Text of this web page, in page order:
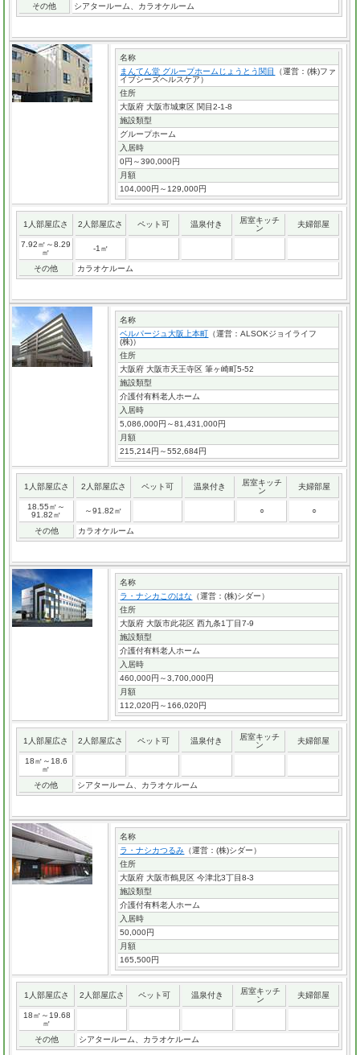
その他
シアタールーム、カラオケルーム
名称
まんてん堂 グループホームじょうとう関目
（運営：(株)ファ
イブシーズヘルスケア）
住所
大阪府 大阪市城東区 関目2-1-8
施設類型
グループホーム
入居時
0円～390,000円
月額
104,000円～129,000円
1人部屋広さ 2人部屋広さ ペット可 温泉付き
居室キッチ
ン
夫婦部屋
7.92㎡～8.29
㎡
-1㎡
その他 カラオケルーム
名称
ベルパージュ大阪上本町 （運営：ALSOKジョイライフ
(株)）
住所
大阪府 大阪市天王寺区 筆ヶ崎町5-52
施設類型
介護付有料老人ホーム
入居時
5,086,000円～81,431,000円
月額
215,214円～552,684円
1人部屋広さ 2人部屋広さ ペット可 温泉付き
居室キッチ
ン
夫婦部屋
18.55㎡～
91.82㎡
～91.82㎡ ○ ○
その他 カラオケルーム
名称
ラ・ナシカこのはな
（運営：(株)シダー）
住所
大阪府 大阪市此花区 西九条1丁目7-9
施設類型
介護付有料老人ホーム
入居時
460,000円～3,700,000円
月額
112,020円～166,020円
1人部屋広さ 2人部屋広さ ペット可 温泉付き
居室キッチ
ン
夫婦部屋
18㎡～18.6
㎡
その他
シアタールーム、カラオケルーム
名称
ラ・ナシカつるみ （運営：(株)シダー）
住所
大阪府 大阪市鶴見区 今津北3丁目8-3
施設類型
介護付有料老人ホーム
入居時
50,000円
月額
165,500円
1人部屋広さ 2人部屋広さ ペット可 温泉付き
居室キッチ
ン
夫婦部屋
18㎡～19.68
㎡
その他
シアタールーム、カラオケルーム